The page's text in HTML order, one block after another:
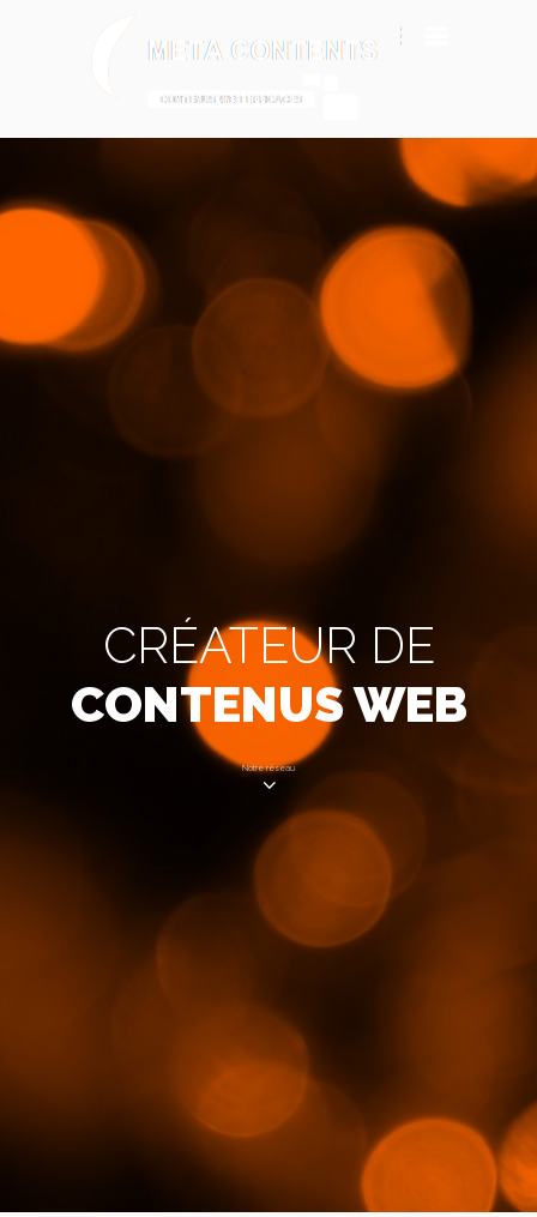
CRÉATEUR DE
CONTENUS WEB
Notre réseau